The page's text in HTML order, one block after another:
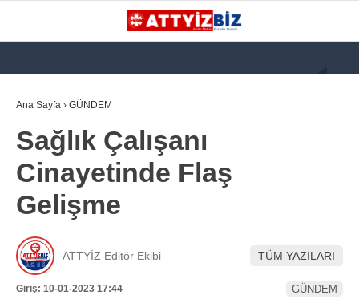
KATEGORİLER
GÜNDEM
112 ACİL
ATT
PARAMEDİK (AABT)
Ana Sayfa › GÜNDEM
Sağlık Çalışanı
Cinayetinde Flaş
Gelişme
ATTYİZ Editör Ekibi TÜM YAZILARI
Giriş: 10-01-2023 17:44 GÜNDEM